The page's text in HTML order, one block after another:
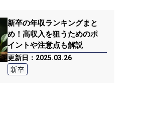
新卒の年収ランキングまと
め！高収入を狙うためのポ
イントや注意点も解説
更新日：2025.03.26
新卒